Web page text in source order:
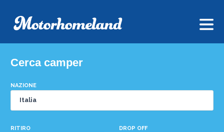
Cerca camper
NAZIONE
RITIRO DROP OFF